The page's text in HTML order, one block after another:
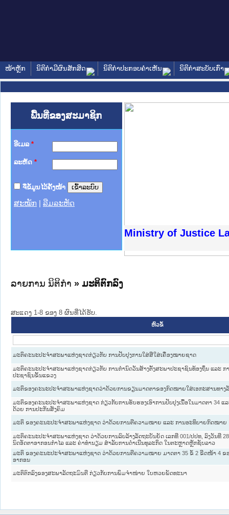
ໜ້າຫຼັກ ນິຕິກໍາມີຜົນສັກສິດ ນິຕິກໍາປະກອບຄໍາເຫັນ ນິຕິກໍາສະບັບເກົ່າ
ພື້ນທີ່ຂອງສະມາຊິກ
ອີເມລ *
ລະຫັດ *
ຈື່ຂໍ້ມູນໄວ້ຄັ້ງໜ້າ
ສະໝັກ ລືມລະຫັດ
Ministry of Justice
າຊົນ ພາກເໜືອ
ການ
ກາງ
ໃຕ້
ຕຳຫຼວດປະຊາຊົນ
ສັນຕິບານປະຊາຊົນ
ກເໜືອ
າຊົນ ພາກກາງ
ລາຍການ ນິຕິກໍາ » ມະຕິຕົກລົງ
ສະແດງ 1-8 ຂອງ 8 ຜົນທີ່ໄດ້ຮັບ.
ຫົວຂໍ້
ມະຕິຄະນະປະຈຳສະພາແຫ່ງຊາດກ່ຽວກັບ ການປັບປຸງການໃສ່ສີໃສ່ເຄື່ອງໝາຍຊາດ
ມະຕິຄະນະປະຈຳສະພາແຫ່ງຊາດກ່ຽວກັບ ການກຳນົດວັນສ້າງຕັ້ງສະພາປະຊາຊົນທ້ອງຖິ່ນ ແລະ ກ
ປະຊາຊົນຂັ້ນແຂວງ
ມະຕິຂອງຄະນະປະຈຳສະພາແຫ່ງຊາດວ່າດ້ວຍການຂຽນມາດຕາຂອງກົດໝາຍໃສ່ເອກະສານທາງ
ມະຕິຂອງຄະນະປະຈຳສະພາແຫ່ງຊາດ ກ່ຽວກັບການຮັບຮອງເອົາການປັບປຸງເນື້ອໃນມາດຕາ 34 ແ
ດ້ວຍ ການປະກັນສັງຄົມ
ມະຕິ ຂອງຄະນະປະຈໍາສະພາແຫ່ງຊາດ ວ່າດ້ວຍການຕີຄວາມໝາຍ ແລະ ການອະທິບາຍກົດໝາຍ
ມະຕິຄະນະປະຈໍາສະພາແຫ່ງຊາດ ວ່າດ້ວຍການລົບລ້າງລັດຖະບັນຍັດ ເລກທີ 001/ປປທ, ລົງວັນທີ
ນົດອັດຕາອາກອນກໍາໄລ ແລະ ຄ່າທໍານຽມ ສໍາລັບການດໍາເນີນທຸລະກິດ ໃນຕະຫຼາດຫຼັກຊັບລາວ
ມະຕິ ຂອງຄະນະປະຈຳສະພາແຫ່ງຊາດ ວ່າດ້ວຍການຕີຄວາມໝາຍ ມາດຕາ 35 ຂໍ້ 2 ຂີດໜ້າ 4
ອາກອນ
ມະຕິຕົກລົງຂອງສະພາລັດຖະມົນຕີ ກ່ຽວກັບການພິມຈຳໜ່າຍ ໃບຫວຍພັດທະນາ